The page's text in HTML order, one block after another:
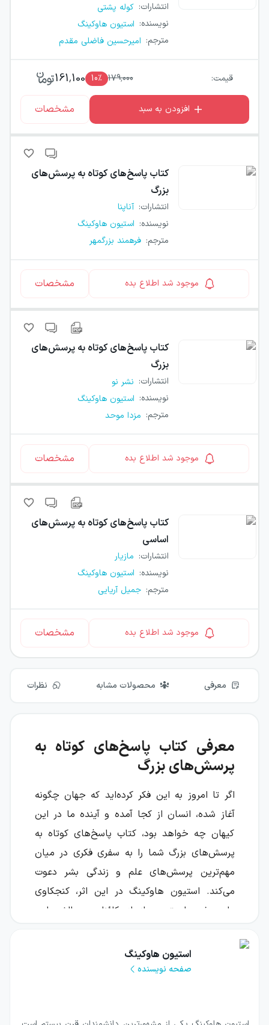
انتشارات: کوله پشتی
نویسنده: استیون هاوکینگ
مترجم: امیرحسین فاضلی مقدم
قیمت: 179,000
10٪ 161,100
افزودن به سبد مشخصات
کتاب پاسخ‌های کوتاه به پرسش‌های
بزرگ
انتشارات: آناپنا
نویسنده: استیون هاوکینگ
مترجم: فرهمند بزرگمهر
موجود شد اطلاع بده مشخصات
کتاب پاسخ‌های کوتاه به پرسش‌های
بزرگ
انتشارات: نشر نو
نویسنده: استیون هاوکینگ
مترجم: مزدا موحد
موجود شد اطلاع بده مشخصات
کتاب پاسخ‌های کوتاه به پرسش‌های
اساسی
انتشارات: مازیار
نویسنده: استیون هاوکینگ
مترجم: جمیل آریایی
موجود شد اطلاع بده مشخصات
معرفی محصولات مشابه نظرات
معرفی کتاب پاسخ‌های کوتاه به
پرسش‌های بزرگ
اگر تا امروز به این فکر کرده‌اید که جهان چگونه
آغاز شده، انسان از کجا آمده و آینده ما در این
کیهان چه خواهد بود، کتاب پاسخ‌های کوتاه به
پرسش‌های بزرگ شما را به سفری فکری در میان
مهم‌ترین پرسش‌های علم و زندگی بشر دعوت
می‌کند. استیون هاوکینگ در این اثر، کنجکاوی
علمی خود را متوجه رازهای کائنات و چالش‌هایی
این کتاب تنها درباره ستاره‌ها و دورترین
علم در حل مشکلات زمین، امکان سفر در زمان و
استیون هاوکینگ
صفحه نویسنده